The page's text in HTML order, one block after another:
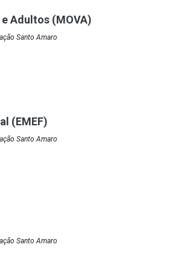
Adultos (MOVA)
Santo Amaro
(EMEF)
Santo Amaro
Santo Amaro